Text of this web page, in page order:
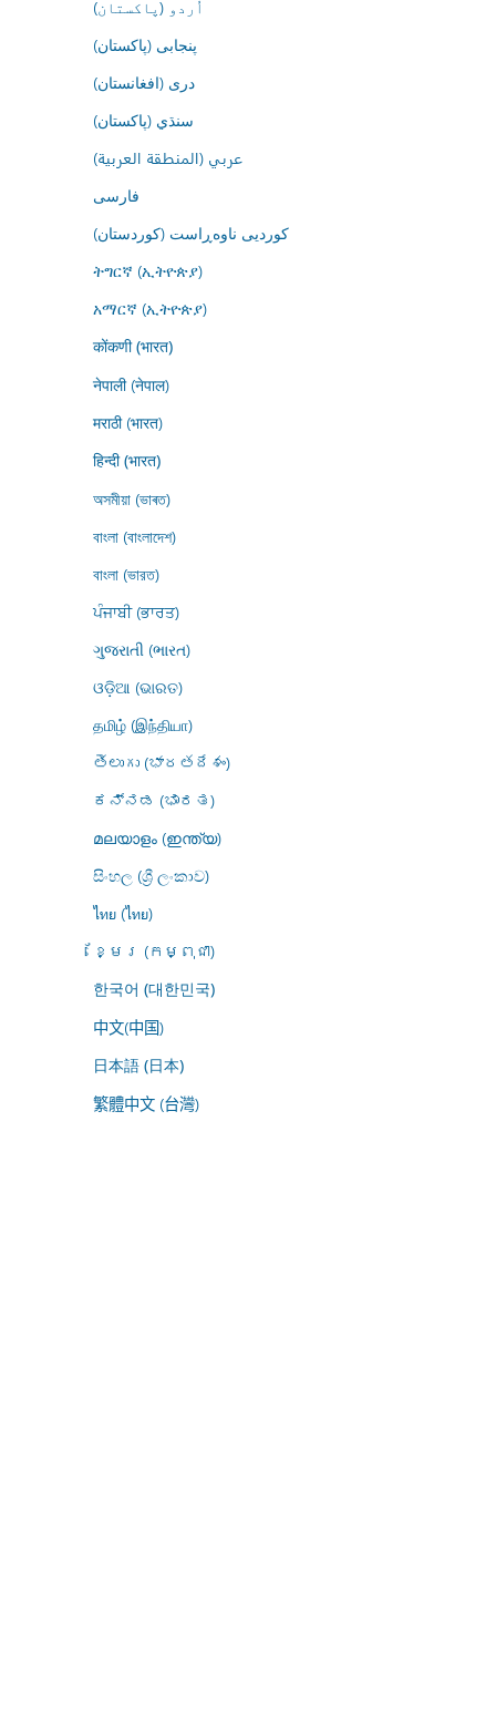
اُردو (پاکستان)
پنجابی (پاکستان)
درى (افغانستان)
سنڌي (پاکستان)
عربي (المنطقة العربية)
فارسى
کوردیی ناوەڕاست (کوردستان)
ትግርኛ (ኢትዮጵያ)
አማርኛ (ኢትዮጵያ)
कोंकणी (भारत)
नेपाली (नेपाल)
मराठी (भारत)
हिन्दी (भारत)
অসমীয়া (ভাৰত)
বাংলা (বাংলাদেশ)
বাংলা (ভারত)
ਪੰਜਾਬੀ (ਭਾਰਤ)
ગુજરાતી (ભારત)
ଓଡ଼ିଆ (ଭାରତ)
தமிழ் (இந்தியா)
తెలుగు (భారతదేశం)
ಕನ್ನಡ (ಭಾರತ)
മലയാളം (ഇന്ത്യ)
සිංහල (ශ්‍රී ලංකාව)
ไทย (ไทย)
ខ្មែរ (កម្ពុជា)
한국어 (대한민국)
中文(中国)
日本語 (日本)
繁體中文 (台灣)